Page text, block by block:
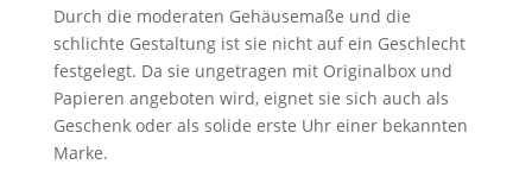
Durch die moderaten Gehäusemaße und die
schlichte Gestaltung ist sie nicht auf ein Geschlecht
festgelegt. Da sie ungetragen mit Originalbox und
Papieren angeboten wird, eignet sie sich auch als
Geschenk oder als solide erste Uhr einer bekannten
Marke.